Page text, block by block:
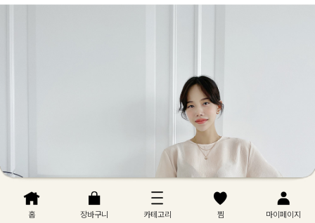
홈 장바구니 카테고리 찜 마이페이지